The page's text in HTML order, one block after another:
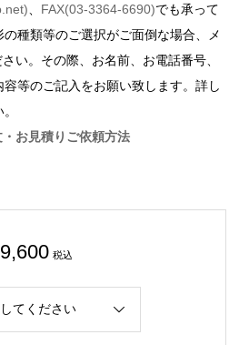
FAX(03-3364-6690)でも承って
種類等のご選択がご面倒な場合、メ
い。その際、お名前、お電話番号、
等のご記入をお願い致します。詳し
お見積りご依頼方法
価
税込